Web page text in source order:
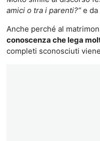
amici o tra i parenti?”e da
Anche perché al
conoscenza che lega
completi sconosciuti